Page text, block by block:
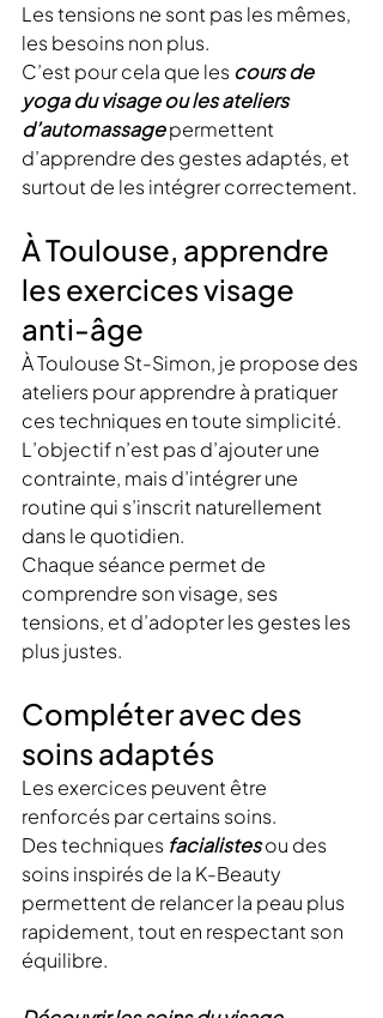
Les tensions ne sont pas les mêmes,
les besoins non plus.
C’est pour cela que les cours de
yoga du visage ou les ateliers
d’automassage permettent
d’apprendre des gestes adaptés, et
surtout de les intégrer correctement.
À Toulouse, apprendre
les exercices visage
anti-âge
À Toulouse St-Simon, je propose des
ateliers pour apprendre à pratiquer
ces techniques en toute simplicité.
L’objectif n’est pas d’ajouter une
contrainte, mais d’intégrer une
routine qui s’inscrit naturellement
dans le quotidien.
Chaque séance permet de
comprendre son visage, ses
tensions, et d’adopter les gestes les
plus justes.
Compléter avec des
soins adaptés
Les exercices peuvent être
renforcés par certains soins.
Des techniques facialistes ou des
soins inspirés de la K-Beauty
permettent de relancer la peau plus
rapidement, tout en respectant son
équilibre.